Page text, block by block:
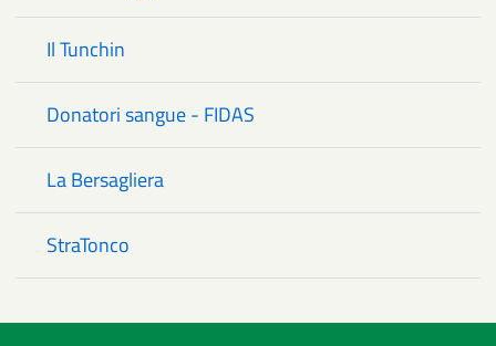
Il Tunchin
Donatori sangue - FIDAS
La Bersagliera
StraTonco